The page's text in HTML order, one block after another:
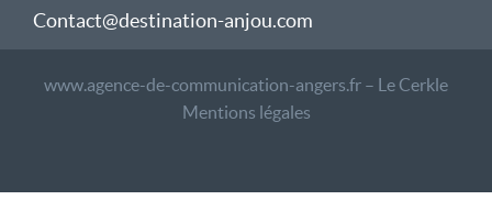
Contact@destination-anjou.com
www.agence-de-communication-angers.fr – Le Cerkle
Mentions légales